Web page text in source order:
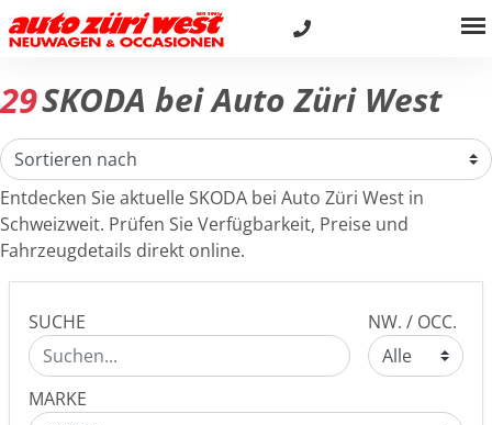
29SKODA bei Auto Züri West
Entdecken Sie aktuelle SKODA bei Auto Züri West in
Schweizweit. Prüfen Sie Verfügbarkeit, Preise und
Fahrzeugdetails direkt online.
SUCHE NW. / OCC.
MARKE